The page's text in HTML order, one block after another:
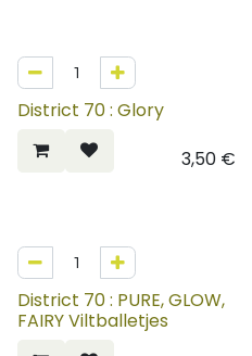
District 70 : Glory
3,50€
District 70 : PURE, GLOW,
FAIRY Viltballetjes